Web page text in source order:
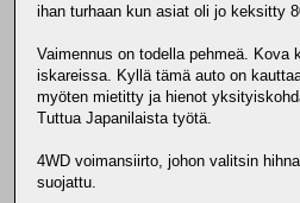
ihan turhaan kun asiat oli jo keksitty
Vaimennus on todella pehmeä. Kova
iskareissa. Kyllä tämä auto on
myöten mietitty ja hienot
Tuttua Japanilaista työtä.
4WD voimansiirto, johon valitsin
suojattu.